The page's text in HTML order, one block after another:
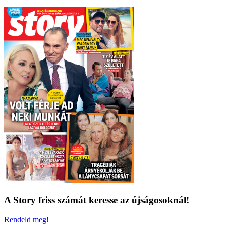
A Story friss számát keresse az újságosoknál!
Rendeld meg!